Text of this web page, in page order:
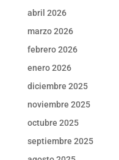
abril 2026
marzo 2026
febrero 2026
enero 2026
diciembre 2025
noviembre 2025
octubre 2025
septiembre 2025